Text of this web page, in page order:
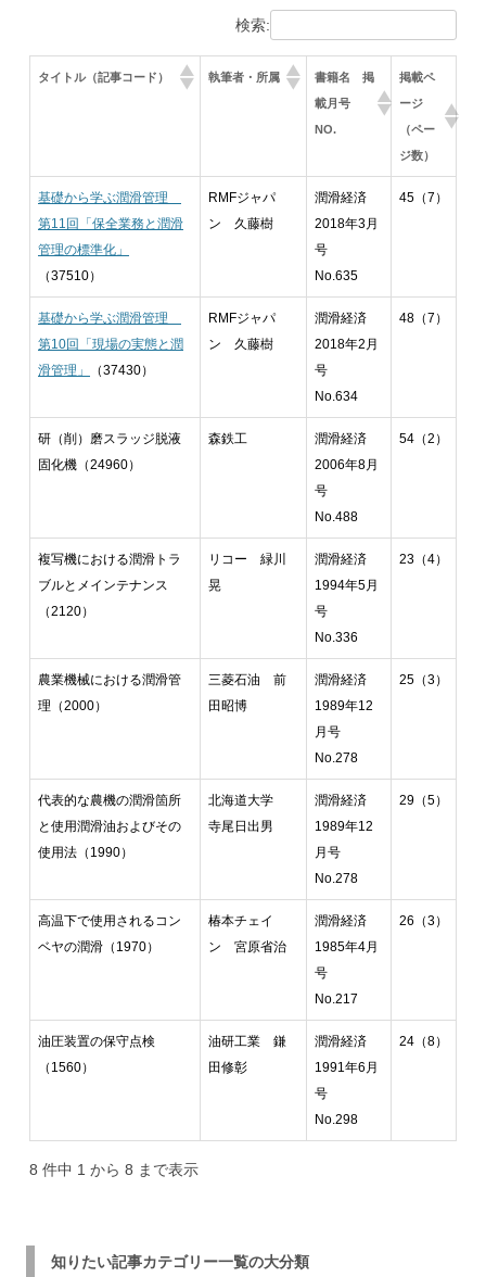
検索:
タイトル（記事コード） 執筆者・所属
書籍名 掲
載月号
NO.
掲載ペ
ージ
（ペー
ジ数）
基礎から学ぶ潤滑管理
第11回「保全業務と潤滑
管理の標準化」
（37510）
RMFジャパ
ン 久藤樹
潤滑経済
2018年3月
号
No.635
45（7）
基礎から学ぶ潤滑管理
第10回「現場の実態と潤
滑管理」
（37430）
RMFジャパ
ン 久藤樹
潤滑経済
2018年2月
号
No.634
48（7）
研（削）磨スラッジ脱液
固化機（24960）
森鉄工
潤滑経済
2006年8月
号
No.488
54（2）
複写機における潤滑トラ
ブルとメインテナンス
（2120）
リコー 緑川
晃
潤滑経済
1994年5月
号
No.336
23（4）
農業機械における潤滑管
理（2000）
三菱石油 前
田昭博
潤滑経済
1989年12
月号
No.278
25（3）
代表的な農機の潤滑箇所
と使用潤滑油およびその
使用法（1990）
北海道大学
寺尾日出男
潤滑経済
1989年12
月号
No.278
29（5）
高温下で使用されるコン
ベヤの潤滑（1970）
椿本チェイ
ン 宮原省治
潤滑経済
1985年4月
号
No.217
26（3）
油圧装置の保守点検
（1560）
油研工業 鎌
田修彰
潤滑経済
1991年6月
号
No.298
24（8）
8 件中 1 から 8 まで表示
知りたい記事カテゴリー一覧の大分類